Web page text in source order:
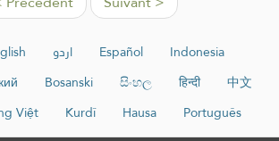
اردو Español
Indonesia
Bosanski සිංහල हिन्दी
中文
Việt Kurdî Hausa Português